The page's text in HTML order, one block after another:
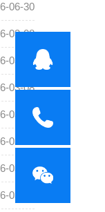
06-30
03-08
03-08
03-08
03-08
03-08
03-08
03-08